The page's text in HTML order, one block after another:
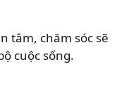
tâm, chăm sóc sẽ
cuộc sống.